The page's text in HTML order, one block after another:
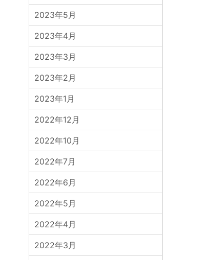
2023年5月
2023年4月
2023年3月
2023年2月
2023年1月
2022年12月
2022年10月
2022年7月
2022年6月
2022年5月
2022年4月
2022年3月